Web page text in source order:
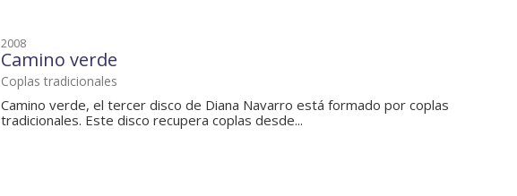
2008
Camino verde
Coplas tradicionales
Camino verde, el tercer disco de Diana Navarro está formado por coplas
tradicionales. Este disco recupera coplas desde...